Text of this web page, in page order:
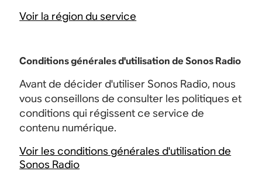
Voir la région du service
Conditions générales d'utilisation de Sonos Radio
Avant de décider d'utiliser Sonos Radio, nous
vous conseillons de consulter les politiques et
conditions qui régissent ce service de
contenu numérique.
Voir les conditions générales d'utilisation de
Sonos Radio